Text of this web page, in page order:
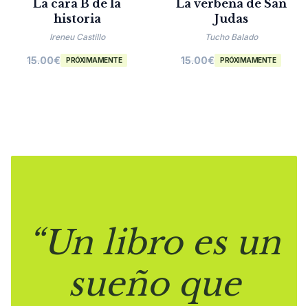
La cara B de la
historia
Ireneu Castillo
15.00€ PRÓXIMAMENTE
La verbena de San
Judas
Tucho Balado
15.00€ PRÓXIMAMENTE
“Un libro es un
sueño que